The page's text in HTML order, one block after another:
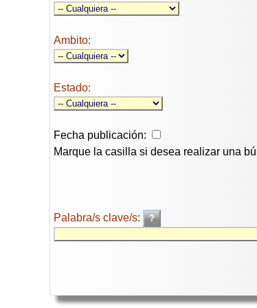
Ambito:
Estado:
Fecha publicación:
Marque la casilla si desea realizar una
Palabra/s clave/s: